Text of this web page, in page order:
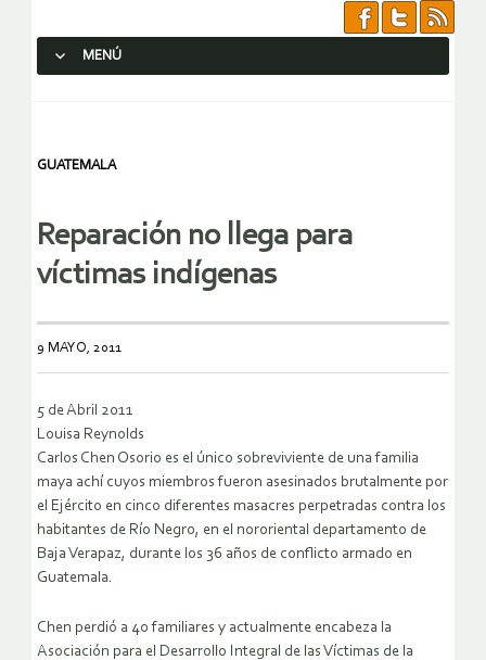
MENÚ
GUATEMALA
Reparación no llega para
víctimas indígenas
9 MAYO, 2011
5 de Abril 2011
Louisa Reynolds
Carlos Chen Osorio es el único sobreviviente de una familia
maya achí cuyos miembros fueron asesinados brutalmente por
el Ejército en cinco diferentes masacres perpetradas contra los
habitantes de Río Negro, en el nororiental departamento de
Baja Verapaz, durante los 36 años de conflicto armado en
Guatemala.
Chen perdió a 40 familiares y actualmente encabeza la
Asociación para el Desarrollo Integral de las Víctimas de la